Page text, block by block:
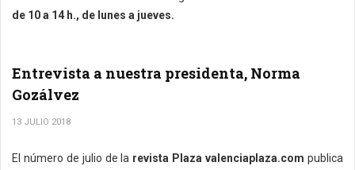
de 10 a 14 h., de lunes a jueves.
Entrevista a nuestra presidenta, Norma
Gozálvez
13 JULIO 2018
El número de julio de la revista Plaza valenciaplaza.com publica